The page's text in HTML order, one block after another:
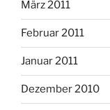
März 2011
Februar 2011
Januar 2011
Dezember 2010